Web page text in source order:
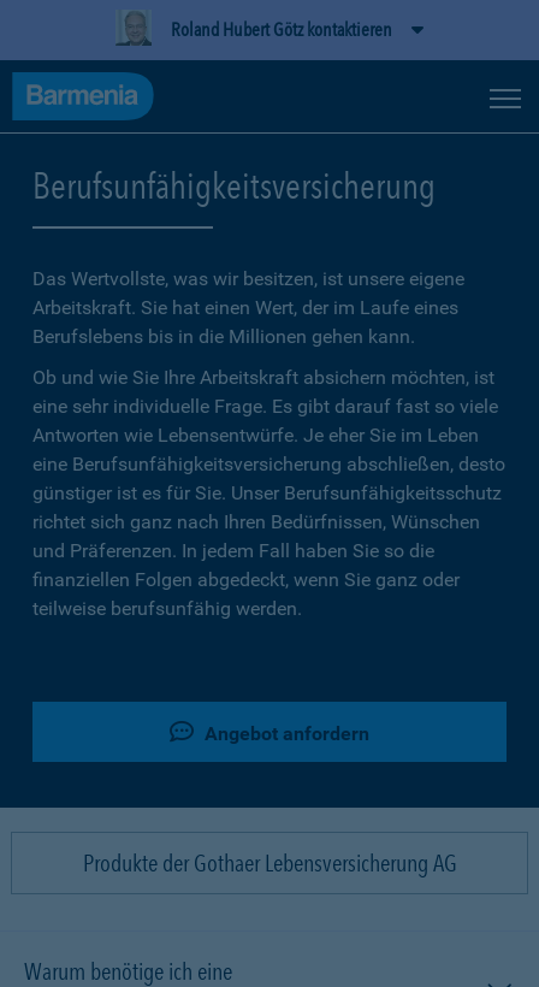
Roland Hubert Götz kontaktieren
Berufsunfähigkeitsversicherung
Das Wertvollste, was wir besitzen, ist unsere eigene
Arbeitskraft. Sie hat einen Wert, der im Laufe eines
Berufslebens bis in die Millionen gehen kann.
Ob und wie Sie Ihre Arbeitskraft absichern möchten, ist
eine sehr individuelle Frage. Es gibt darauf fast so viele
Antworten wie Lebensentwürfe. Je eher Sie im Leben
eine Berufsunfähigkeitsversicherung abschließen, desto
günstiger ist es für Sie. Unser Berufsunfähigkeitsschutz
richtet sich ganz nach Ihren Bedürfnissen, Wünschen
und Präferenzen. In jedem Fall haben Sie so die
finanziellen Folgen abgedeckt, wenn Sie ganz oder
teilweise berufsunfähig werden.
Angebot anfordern
Produkte der Gothaer Lebensversicherung AG
Warum benötige ich eine